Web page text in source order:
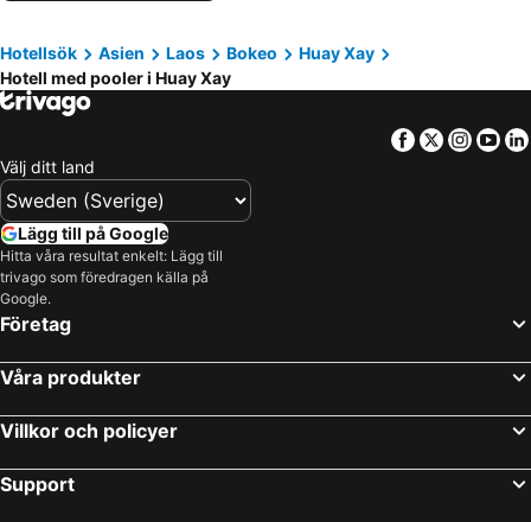
Hotellsök Asien Laos Bokeo
Huay Xay
Hotell med pooler i Huay Xay
Facebook
Twitter
Välj ditt land
Lägg till på Google
Hitta våra resultat enkelt: Lägg till
trivago som föredragen källa på
Google.
Företag
Våra produkter
Villkor och policyer
Support